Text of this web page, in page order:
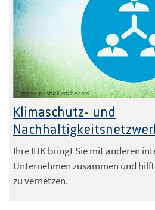
Foto: malp - stock.adobe.com
Klimaschutz- und
Ihre IHK bringt Sie mit anderen
Unternehmen zusammen und
zu vernetzen.